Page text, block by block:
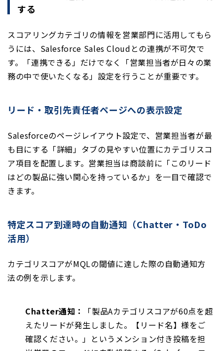
する
スコアリングカテゴリの情報を営業部門に活用してもら
うには、Salesforce Sales Cloudとの連携が不可欠で
す。「連携できる」だけでなく「営業担当者が日々の業
務の中で使いたくなる」設定を行うことが重要です。
リード・取引先責任者ページへの表示設定
Salesforceのページレイアウト設定で、営業担当者が最
も目にする「詳細」タブの見やすい位置にカテゴリスコ
ア項目を配置します。営業担当は商談前に「このリード
はどの製品に強い関心を持っているか」を一目で確認で
きます。
特定スコア到達時の自動通知（Chatter・ToDo
活用）
カテゴリスコアがMQLの閾値に達した際の自動通知方
法の例を示します。
Chatter通知：
「製品Aカテゴリスコアが60点を超
えたリードが発生しました。【リード名】様をご
確認ください。」というメンション付き投稿を担